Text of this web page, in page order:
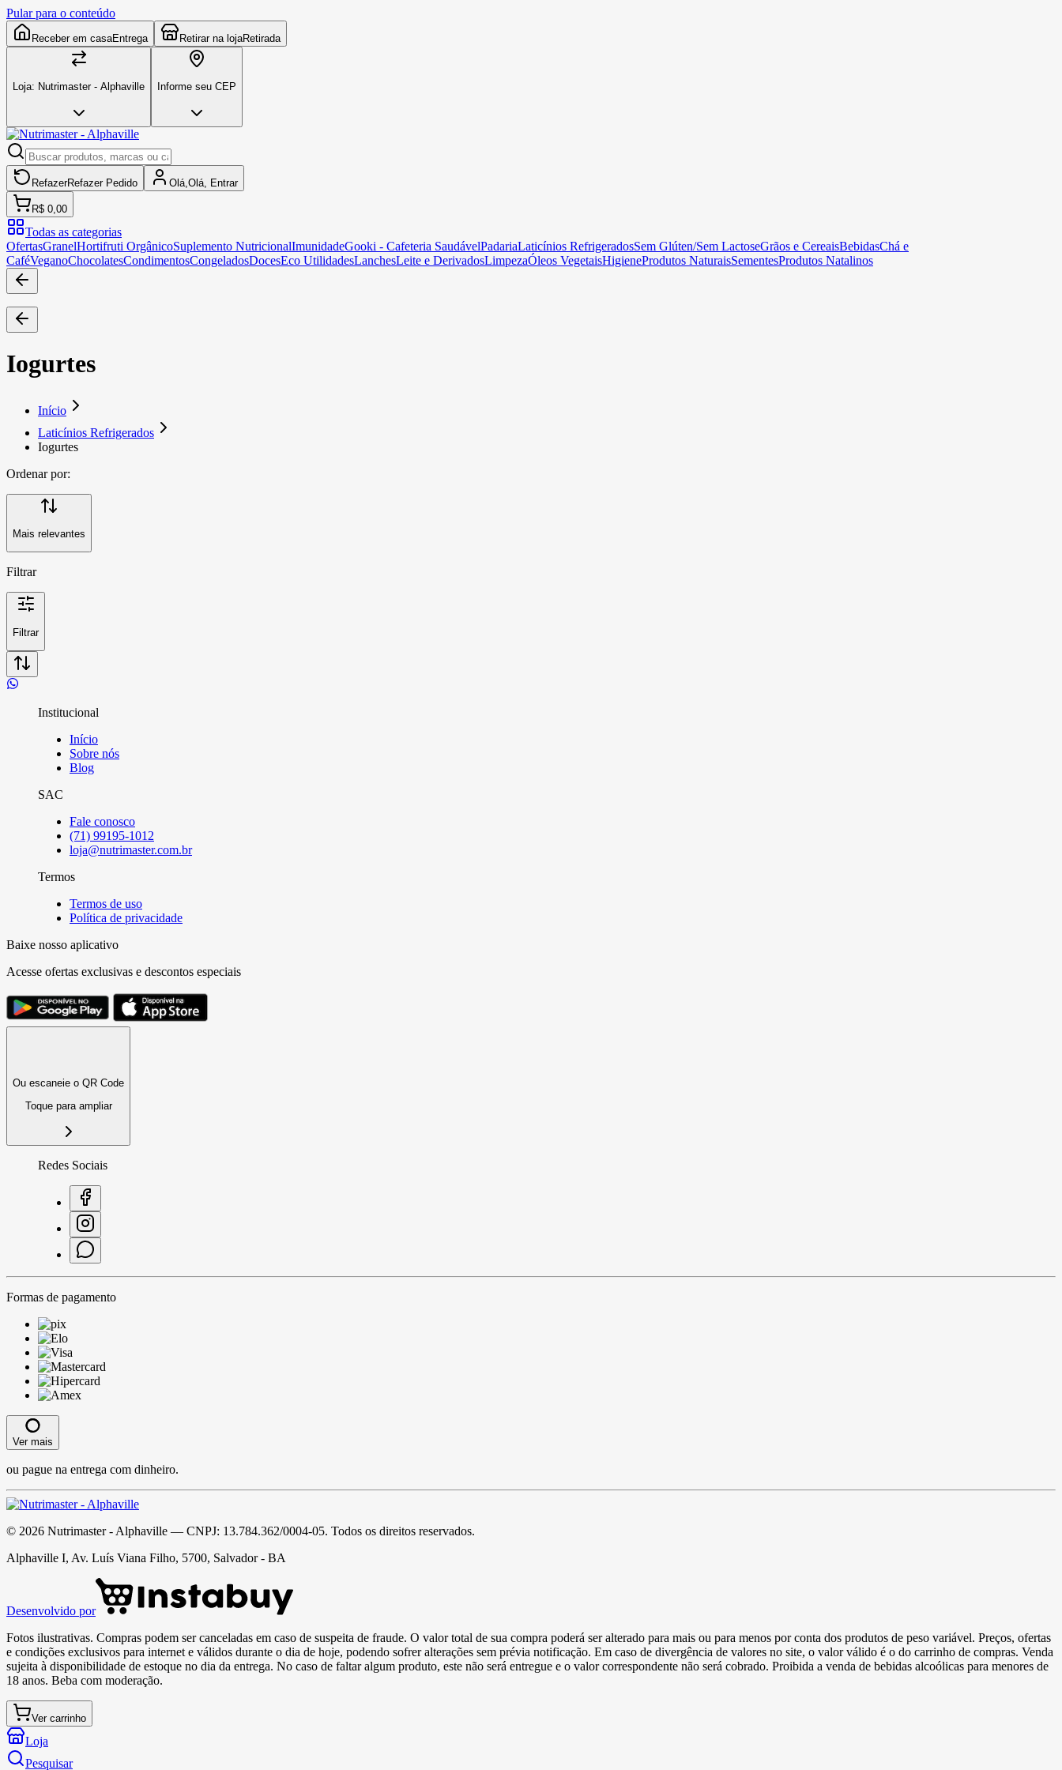
Pular para o conteúdo
Receber em casaEntrega Retirar na lojaRetirada
Loja: Nutrimaster - Alphaville Informe seu CEP
RefazerRefazer Pedido Olá, Olá, Entrar
R$ 0,00
Todas as categorias
OfertasGranelHortifruti OrgânicoSuplemento NutricionalImunidadeGooki - Cafeteria SaudávelPadariaLaticínios RefrigeradosSem Glúten/Sem LactoseGrãos e CereaisBebidasChá e
CaféVeganoChocolatesCondimentosCongeladosDocesEco UtilidadesLanchesLeite e DerivadosLimpezaÓleos VegetaisHigieneProdutos NaturaisSementesProdutos Natalinos
Iogurtes
Início
Laticínios Refrigerados
Iogurtes
Ordenar por:
Mais relevantes
Filtrar
Filtrar
Institucional
Início
Sobre nós
Blog
SAC
Fale conosco
(71) 99195-1012
loja@nutrimaster.com.br
Termos
Termos de uso
Política de privacidade
Baixe nosso aplicativo
Acesse ofertas exclusivas e descontos especiais
Ou escaneie o QR Code
Toque para ampliar
Redes Sociais
Formas de pagamento
Ver mais
ou pague na entrega com dinheiro.
© 2026 Nutrimaster - Alphaville — CNPJ: 13.784.362/0004-05. Todos os direitos reservados.
Alphaville I, Av. Luís Viana Filho, 5700, Salvador - BA
Desenvolvido por
Fotos ilustrativas. Compras podem ser canceladas em caso de suspeita de fraude. O valor total de sua compra poderá ser alterado para mais ou para menos por conta dos produtos de peso variável. Preços, ofertas
e condições exclusivos para internet e válidos durante o dia de hoje, podendo sofrer alterações sem prévia notificação. Em caso de divergência de valores no site, o valor válido é o do carrinho de compras. Venda
sujeita à disponibilidade de estoque no dia da entrega. No caso de faltar algum produto, este não será entregue e o valor correspondente não será cobrado. Proibida a venda de bebidas alcoólicas para menores de
18 anos. Beba com moderação.
Ver carrinho
Loja
Pesquisar